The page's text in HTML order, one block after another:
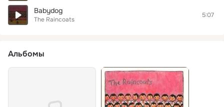
Babydog
The Raincoats
5:07
Альбомы